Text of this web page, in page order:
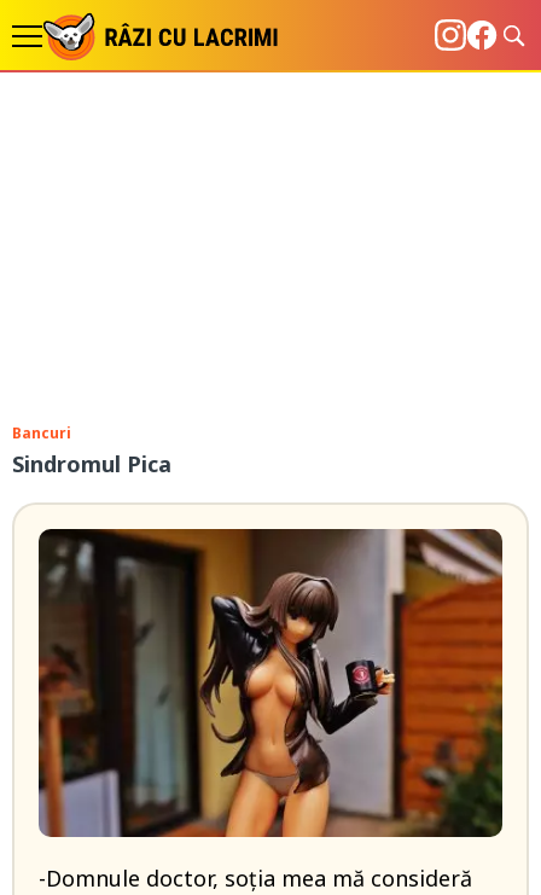
Bancuri
Sindromul Pica
-Domnule doctor, soția mea mă consideră